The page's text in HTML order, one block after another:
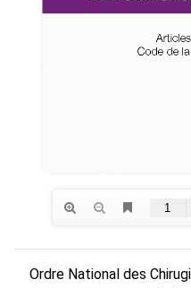
Ordre National des